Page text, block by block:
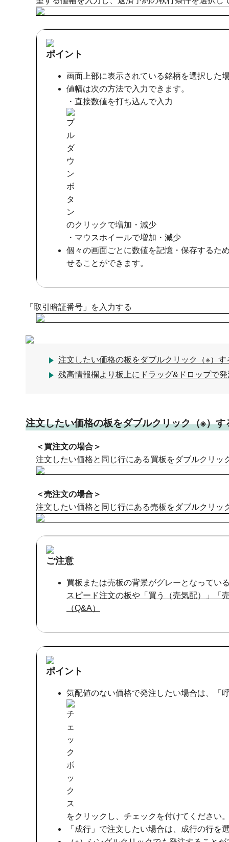
ポイント
画面上部に表示されている銘柄を選択した
値幅は次の方法で入力できます。
・直接数値を打ち込んで入力
のクリックで増加・減少
・マウスホイールで増加・減少
個々の画面ごとに数値を記憶・保存するた
せることができます。
「取引暗証番号」を入力する
注文したい価格の板をダブルクリック（※）す
残高情報欄より板上にドラッグ&ドロップで
注文したい価格の板をダブルクリック（※）す
＜買注文の場合＞
注文したい価格と同じ行にある買板をダブルクリッ
＜売注文の場合＞
注文したい価格と同じ行にある売板をダブルクリッ
ご注意
買板または売板の背景がグレーとなってい
スピード注文の板や「買う（売気配）」「
（Q&A）
ポイント
気配値のない価格で発注したい場合は、「
をクリックし、チェックを付けてください
「成行」で注文したい場合は、成行の行を